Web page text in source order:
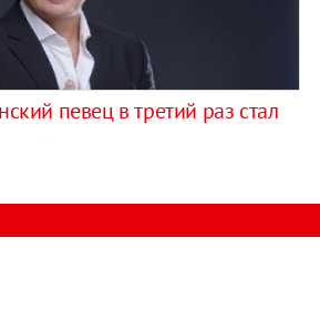
певец в третий раз стал